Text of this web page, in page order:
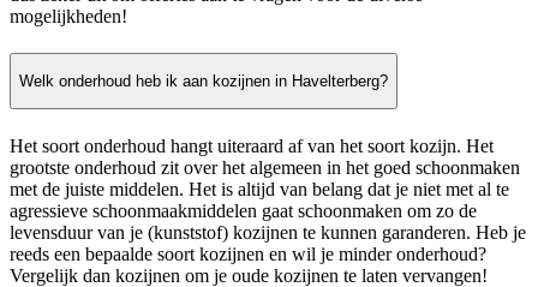
mogelijkheden!
Welk onderhoud heb ik aan kozijnen in Havelterberg?
Het soort onderhoud hangt uiteraard af van het soort kozijn. Het
grootste onderhoud zit over het algemeen in het goed schoonmaken
met de juiste middelen. Het is altijd van belang dat je niet met al te
agressieve schoonmaakmiddelen gaat schoonmaken om zo de
levensduur van je (kunststof) kozijnen te kunnen garanderen. Heb je
reeds een bepaalde soort kozijnen en wil je minder onderhoud?
Vergelijk dan kozijnen om je oude kozijnen te laten vervangen!